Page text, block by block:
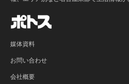
媒体資料
お問い合わせ
会社概要